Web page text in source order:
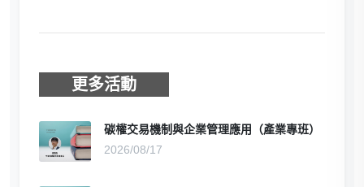
更多活動
碳權交易機制與企業管理應用（產業專班）
2026/08/17